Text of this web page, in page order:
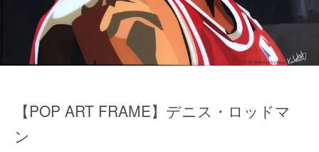
【POP ART FRAME】デニス・ロッドマ
ン